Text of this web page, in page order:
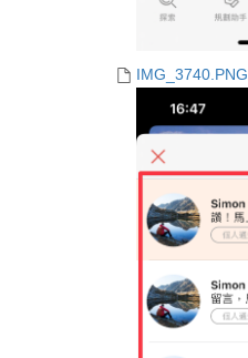
IMG_3740.PNG